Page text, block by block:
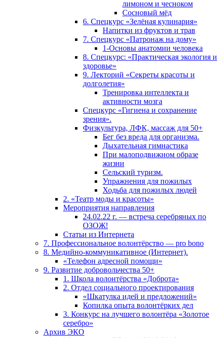
лимоном и чесноком
Сосновый мёд
6. Спецкурс «Зелёная кулинария»
Напитки из фруктов и трав
7. Спецкурс «Патронаж на дому»
1-Основы анатомии человека
8. Спецкурс: «Практическая экология и
здоровье»
9. Лекторий «Секреты красоты и
долголетия»
Тренировка интеллекта и
активности мозга
Спецкурс «Гигиена и сохранение
зрения».
Физкультура, ЛФК, массаж для 50+
Бег без вреда для организма.
Дыхательная гимнастика
При малоподвижном образе
жизни
Сельский туризм.
Упражнения для пожилых
Ходьба для пожилых людей
2. «Театр моды и красоты»
Мероприятия направления
24.02.22 г. — встреча серебряных по
ОЗОЖ!
Статьи из Интернета
7. Профессиональное волонтёрство — pro bono
8. Медийно-коммуникативное (Интернет).
«Телефон адресной помощи»
9. Развитие добровольчества 50+
1. Школа волонтёрства «Доброта»
2. Отдел социального проектирования
«Шкатулка идей и предложений»
Копилка опыта волонтёрких дел
3. Конкурс на лучшего волонтёра «Золотое
серебро»
Архив ЭКО